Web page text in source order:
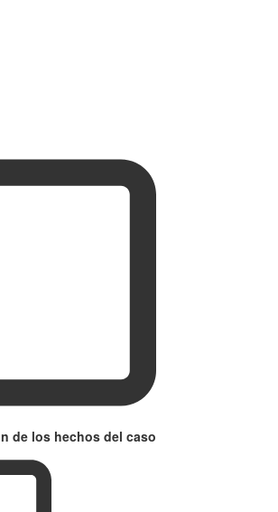
de los hechos del caso